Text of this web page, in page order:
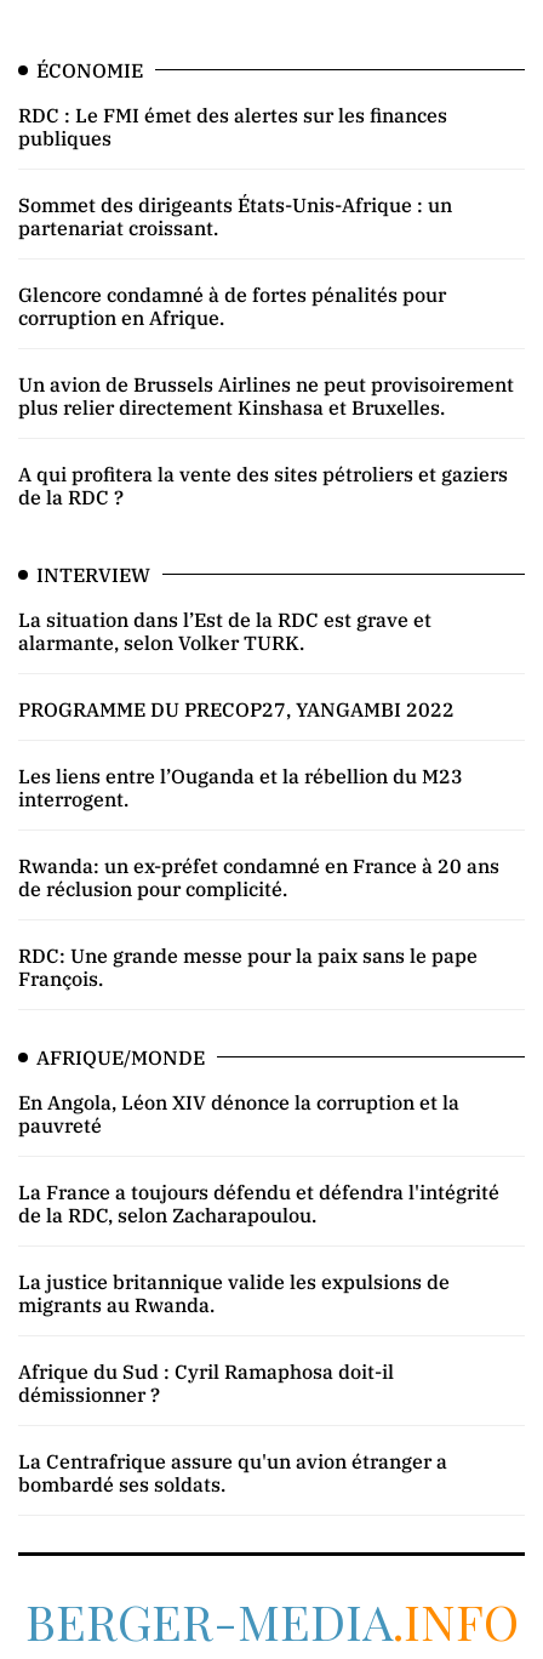
ÉCONOMIE
RDC : Le FMI émet des alertes sur les finances
publiques
Sommet des dirigeants États-Unis-Afrique : un
partenariat croissant.
Glencore condamné à de fortes pénalités pour
corruption en Afrique.
Un avion de Brussels Airlines ne peut provisoirement
plus relier directement Kinshasa et Bruxelles.
A qui profitera la vente des sites pétroliers et gaziers
de la RDC ?
INTERVIEW
La situation dans l’Est de la RDC est grave et
alarmante, selon Volker TURK.
PROGRAMME DU PRECOP27, YANGAMBI 2022
Les liens entre l’Ouganda et la rébellion du M23
interrogent.
Rwanda: un ex-préfet condamné en France à 20 ans
de réclusion pour complicité.
RDC: Une grande messe pour la paix sans le pape
François.
AFRIQUE/MONDE
En Angola, Léon XIV dénonce la corruption et la
pauvreté
La France a toujours défendu et défendra l'intégrité
de la RDC, selon Zacharapoulou.
La justice britannique valide les expulsions de
migrants au Rwanda.
Afrique du Sud : Cyril Ramaphosa doit-il
démissionner ?
La Centrafrique assure qu'un avion étranger a
bombardé ses soldats.
BERGER-MEDIA.INFO